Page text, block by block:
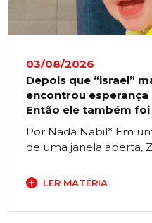
03/08/2026
Depois que “israel”
encontrou
Então ele também
Por Nada Nabil* Em
de uma janela aberta,
LER MATÉRIA